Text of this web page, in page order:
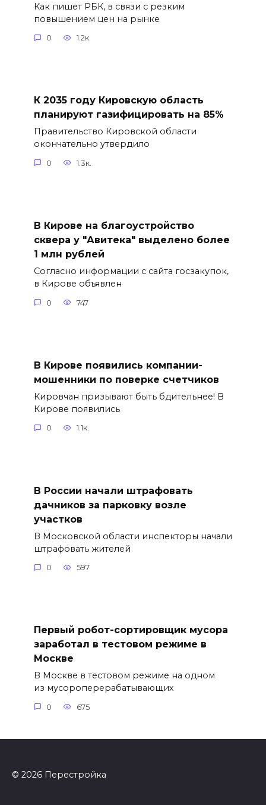
Как пишет РБК, в связи с резким
повышением цен на рынке
0 1.2к.
К 2035 году Кировскую область
планируют газифицировать на 85%
Правительство Кировской области
окончательно утвердило
0 1.3к.
В Кирове на благоустройство
сквера у "Авитека" выделено более
1 млн рублей
Согласно информации с сайта госзакупок,
в Кирове объявлен
0 747
В Кирове появились компании-
мошенники по поверке счетчиков
Кировчан призывают быть бдительнее! В
Кирове появились
0 1.1к.
В России начали штрафовать
дачников за парковку возле
участков
В Московской области инспекторы начали
штрафовать жителей
0 597
Первый робот-сортировщик мусора
заработал в тестовом режиме в
Москве
В Москве в тестовом режиме на одном
из мусороперерабатывающих
0 675
© 2026 Перестройка